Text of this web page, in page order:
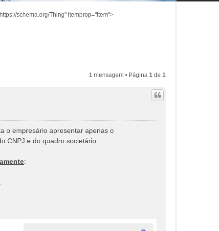
schema.org/Thing" itemprop="item">
1 mensagem • Página 1 de 1
o empresário apresentar apenas o
CNPJ e do quadro societário.
: